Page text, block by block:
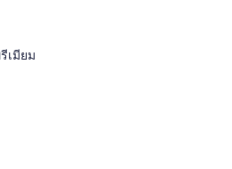
เมียม